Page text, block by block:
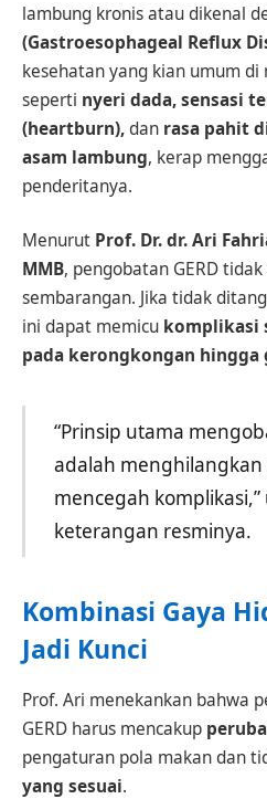
lambung kronis atau dikenal
(Gastroesophageal Reflux
kesehatan yang kian umum di
seperti nyeri dada, sensasi
(heartburn),dan rasa pahit
asam lambung, kerap
penderitanya.
Menurut Prof. Dr. dr. Ari
MMB, pengobatan GERD
sembarangan. Jika tidak
ini dapat memicu komplikasi
pada kerongkongan hingga
“Prinsip utama
adalah menghilangkan
mencegah
keterangan resminya.
Kombinasi Gaya
Jadi Kunci
Prof. Ari menekankan bahwa
GERD harus mencakup
pengaturan pola makan dan
yang sesuai.